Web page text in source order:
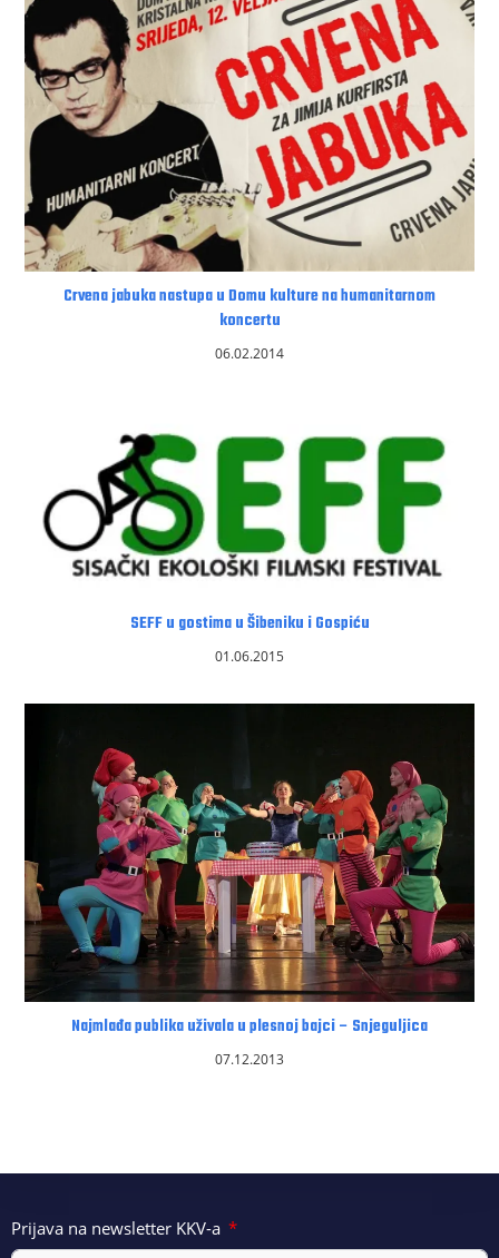
Crvena jabuka nastupa u Domu kulture na humanitarnom
koncertu
06.02.2014
SEFF u gostima u Šibeniku i Gospiću
01.06.2015
Najmlađa publika uživala u plesnoj bajci – Snjeguljica
07.12.2013
Prijava na newsletter KKV-a